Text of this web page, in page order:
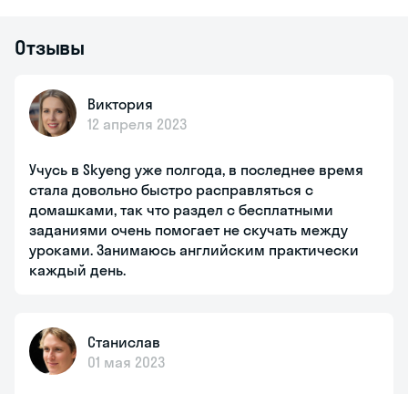
Отзывы
Виктория
12 апреля 2023
Учусь в Skyeng уже полгода, в последнее время
стала довольно быстро расправляться с
домашками, так что раздел с бесплатными
заданиями очень помогает не скучать между
уроками. Занимаюсь английским практически
каждый день.
Станислав
01 мая 2023